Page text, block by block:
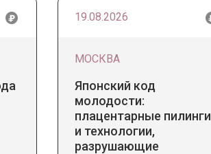
19.08.2026
МОСКВА
Японский код
молодости:
плацентарные пилинги
и технологии,
разрушающие